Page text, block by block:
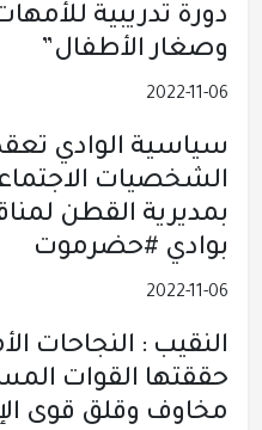
دورة تدريبية
وصغار الأطفال”
2022-11-06
سياسية الوادي
الشخصيات
بمديرية القطن
بوادي #حضرموت
2022-11-06
النقيب : النجاحات
حققتها القوات
مخاوف وقلق قوى